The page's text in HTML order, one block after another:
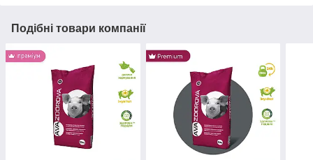
Подібні товари компанії